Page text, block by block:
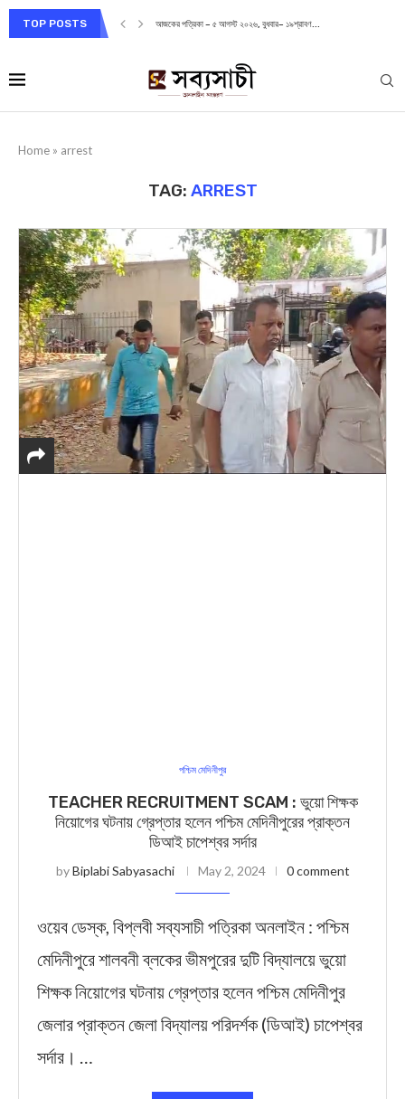
TOP POSTS আজকের পত্রিকা – ৫ আগস্ট ২০২৬, বুধবার– ১৯শ্রাবণ...
Home » arrest
TAG: ARREST
পশ্চিম মেদিনীপুর
TEACHER RECRUITMENT SCAM : ভুয়ো শিক্ষক
নিয়োগের ঘটনায় গ্রেপ্তার হলেন পশ্চিম মেদিনীপুরের প্রাক্তন
ডিআই চাপেশ্বর সর্দার
byBiplabi Sabyasachi May 2, 2024 0 comment
ওয়েব ডেস্ক, বিপ্লবী সব্যসাচী পত্রিকা অনলাইন : পশ্চিম
মেদিনীপুরে শালবনী ব্লকের ভীমপুরের দুটি বিদ্যালয়ে ভুয়ো
শিক্ষক নিয়োগের ঘটনায় গ্রেপ্তার হলেন পশ্চিম মেদিনীপুর
জেলার প্রাক্তন জেলা বিদ্যালয় পরিদর্শক (ডিআই) চাপেশ্বর
সর্দার। …